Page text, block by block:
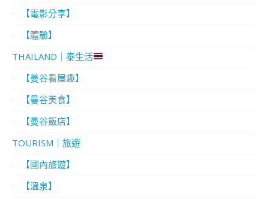
【電影分享】
【體驗】
THAILAND｜泰生活
【曼谷看屋趣】
【曼谷美食】
【曼谷飯店】
TOURISM｜旅遊
【國內旅遊】
【溫泉】